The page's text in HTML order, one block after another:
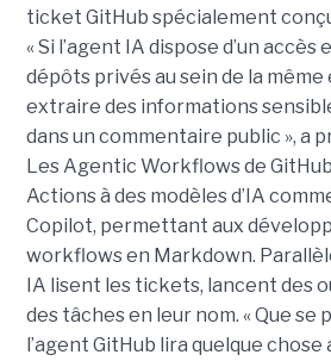
ticket GitHub spécialement
« Si l’agent IA dispose d’un accès
dépôts privés au sein de la
extraire des informations
dans un commentaire public », a
Les Agentic Workflows de
Actions à des modèles d’IA
Copilot, permettant aux
workflows en Markdown.
IA lisent les tickets, lancent des
des tâches en leur nom. « Que se
l’agent GitHub lira quelque